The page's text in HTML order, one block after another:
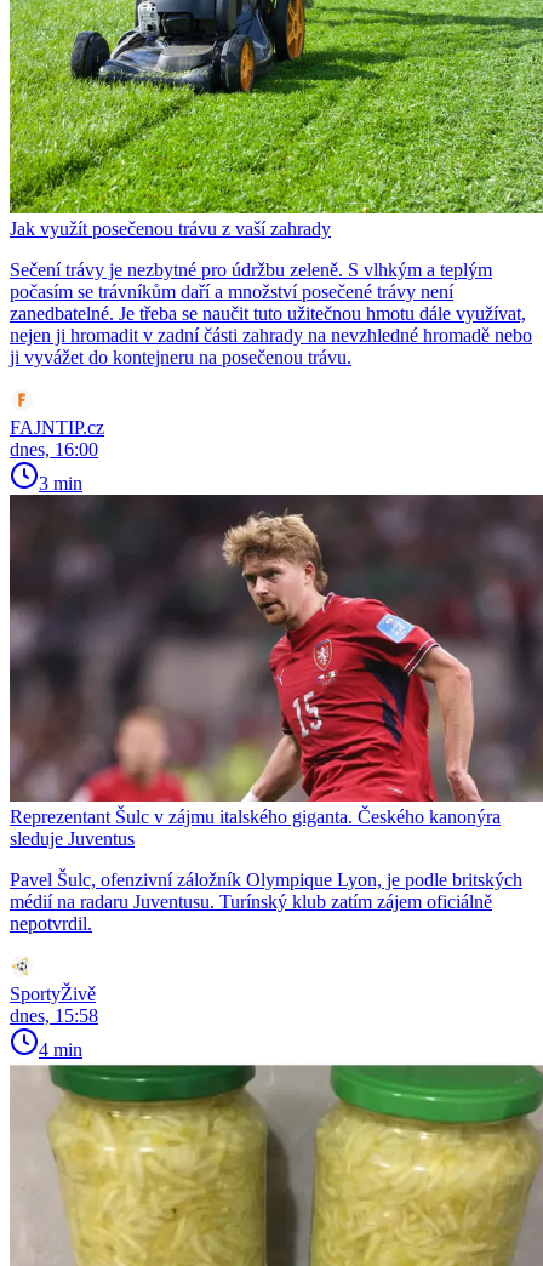
Jak využít posečenou trávu z vaší zahrady
Sečení trávy je nezbytné pro údržbu zeleně. S vlhkým a teplým
počasím se trávníkům daří a množství posečené trávy není
zanedbatelné. Je třeba se naučit tuto užitečnou hmotu dále využívat,
nejen ji hromadit v zadní části zahrady na nevzhledné hromadě nebo
ji vyvážet do kontejneru na posečenou trávu.
FAJNTIP.cz
dnes, 16:00
3 min
Reprezentant Šulc v zájmu italského giganta. Českého kanonýra
sleduje Juventus
Pavel Šulc, ofenzivní záložník Olympique Lyon, je podle britských
médií na radaru Juventusu. Turínský klub zatím zájem oficiálně
nepotvrdil.
SportyŽivě
dnes, 15:58
4 min